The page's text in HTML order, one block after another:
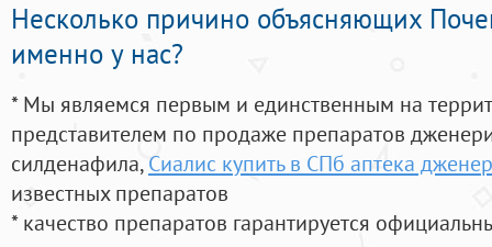
Несколько причино объясняющих
именно у нас?
* Мы являемся первым и единственным на
представителем по продаже препаратов
силденафила, Сиалис купить в СПб аптека
известных препаратов
* качество препаратов гарантируется